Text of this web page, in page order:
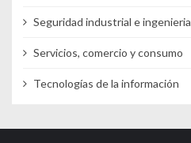
Seguridad industrial e ingenieria
Servicios, comercio y consumo
Tecnologías de la información